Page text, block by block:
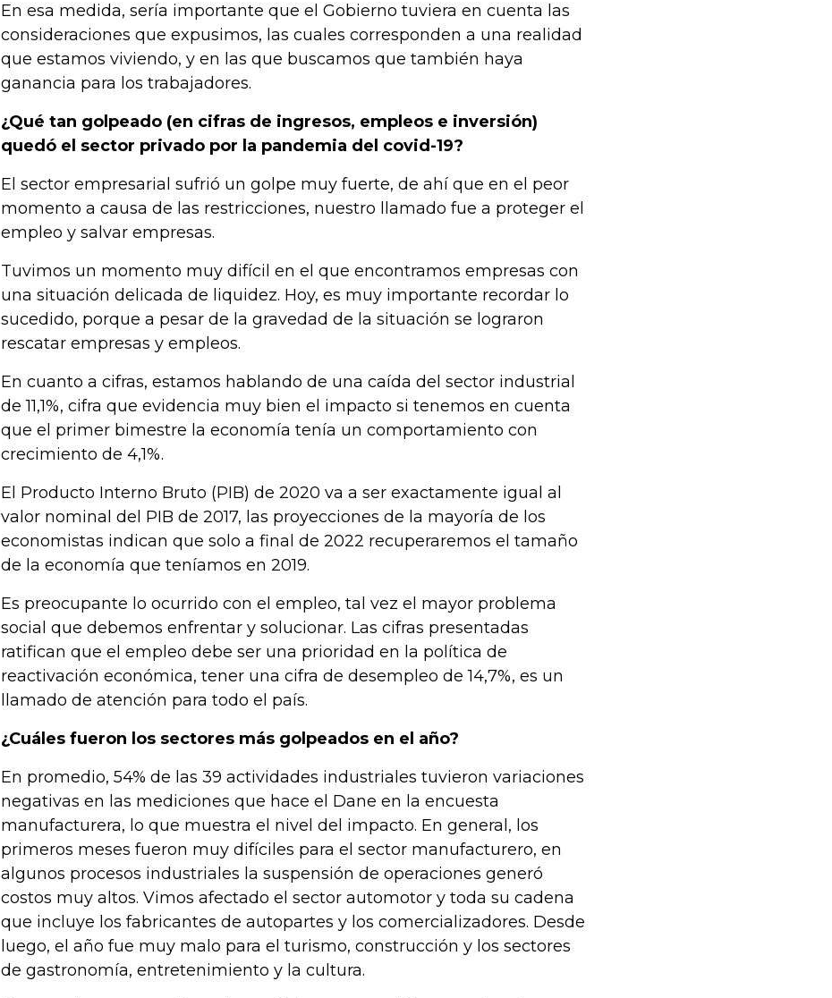
En esa medida, sería importante que el Gobierno tuviera en cuenta las
consideraciones que expusimos, las cuales corresponden a una realidad
que estamos viviendo, y en las que buscamos que también haya
ganancia para los trabajadores.
¿Qué tan golpeado (en cifras de ingresos, empleos e inversión)
quedó el sector privado por la pandemia del covid-19?
El sector empresarial sufrió un golpe muy fuerte, de ahí que en el peor
momento a causa de las restricciones, nuestro llamado fue a proteger el
empleo y salvar empresas.
Tuvimos un momento muy difícil en el que encontramos empresas con
una situación delicada de liquidez. Hoy, es muy importante recordar lo
sucedido, porque a pesar de la gravedad de la situación se lograron
rescatar empresas y empleos.
En cuanto a cifras, estamos hablando de una caída del sector industrial
de 11,1%, cifra que evidencia muy bien el impacto si tenemos en cuenta
que el primer bimestre la economía tenía un comportamiento con
crecimiento de 4,1%.
El Producto Interno Bruto (PIB) de 2020 va a ser exactamente igual al
valor nominal del PIB de 2017, las proyecciones de la mayoría de los
economistas indican que solo a final de 2022 recuperaremos el tamaño
de la economía que teníamos en 2019.
Es preocupante lo ocurrido con el empleo, tal vez el mayor problema
social que debemos enfrentar y solucionar. Las cifras presentadas
ratifican que el empleo debe ser una prioridad en la política de
reactivación económica, tener una cifra de desempleo de 14,7%, es un
llamado de atención para todo el país.
¿Cuáles fueron los sectores más golpeados en el año?
En promedio, 54% de las 39 actividades industriales tuvieron variaciones
negativas en las mediciones que hace el Dane en la encuesta
manufacturera, lo que muestra el nivel del impacto. En general, los
primeros meses fueron muy difíciles para el sector manufacturero, en
algunos procesos industriales la suspensión de operaciones generó
costos muy altos. Vimos afectado el sector automotor y toda su cadena
que incluye los fabricantes de autopartes y los comercializadores. Desde
luego, el año fue muy malo para el turismo, construcción y los sectores
de gastronomía, entretenimiento y la cultura.